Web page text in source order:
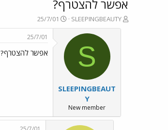
אפשר להצטרף?
פ
ו
SLEEPINGBEAUTY
פ
ו
ס
ר
25/7/01
S
SLEEPINGBEAUT
Y
New member
25/7/01
אפשר להצטרף?